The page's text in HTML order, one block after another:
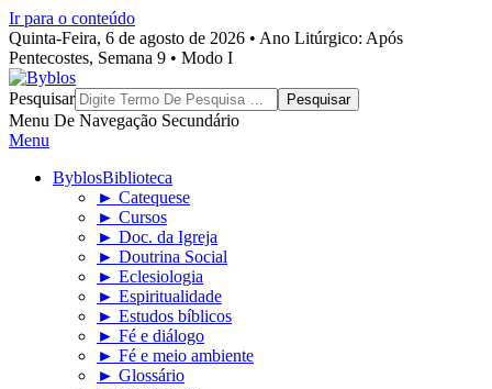
Ir para o conteúdo
Quinta-Feira, 6 de agosto de 2026 • Ano Litúrgico: Após
Pentecostes, Semana 9 • Modo I
Byblos
Pesquisar
Menu De Navegação Secundário
Menu
ByblosBiblioteca
► Catequese
► Cursos
► Doc. da Igreja
► Doutrina Social
► Eclesiologia
► Espiritualidade
► Estudos bíblicos
► Fé e diálogo
► Fé e meio ambiente
► Glossário